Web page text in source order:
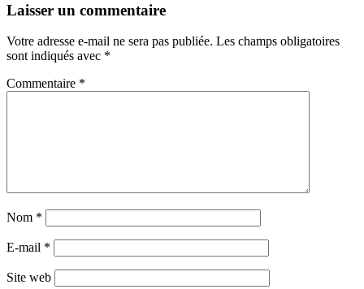
Laisser un commentaire
Votre adresse e-mail ne sera pas publiée. Les champs obligatoires
sont indiqués avec *
Commentaire *
Nom *
E-mail *
Site web